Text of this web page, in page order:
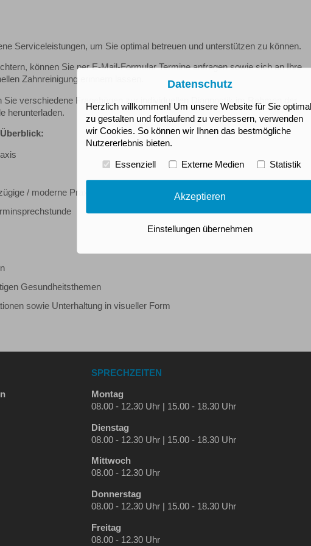
Serviceleistungen, um Sie optimal betreuen und unterstützen zu können.
können Sie per E-Mail-Formular Termine anfragen sowie sich an Ihre
Zahnreinigung erinnern lassen.
verschiedene Fragebögen zur individuellen Diagnostik im Rahmen der
herunterladen.
/ moderne Praxisräume
Gesundheitsthemen
sowie Unterhaltung in visueller Form
SPRECHZEITEN
Montag
08.00 - 12.30 Uhr | 15.00 - 18.30 Uhr
Dienstag
08.00 - 12.30 Uhr | 15.00 - 18.30 Uhr
Mittwoch
08.00 - 12.30 Uhr
Donnerstag
08.00 - 12.30 Uhr | 15.00 - 18.30 Uhr
Freitag
08.00 - 12.30 Uhr
Datenschutz
Herzlich willkommen! Um unsere Website für Sie optimal
zu gestalten und fortlaufend zu verbessern, verwenden
wir Cookies. So können wir Ihnen das bestmögliche
Nutzererlebnis bieten.
Essenziell Externe Medien Statistik
Akzeptieren
Einstellungen übernehmen